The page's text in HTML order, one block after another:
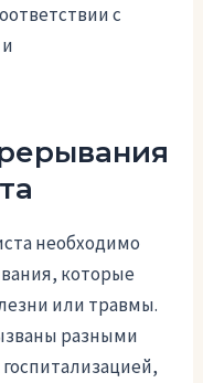
с
необходимо
которые
или травмы.
разными